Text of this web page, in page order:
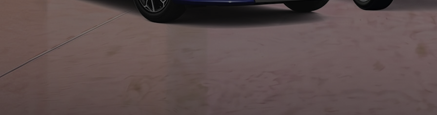
Nouvelle Yaris Cross
Disponible prochainement